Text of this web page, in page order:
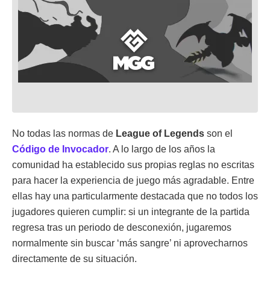
No todas las normas de League of Legends son el
Código de Invocador. A lo largo de los años la
comunidad ha establecido sus propias reglas no escritas
para hacer la experiencia de juego más agradable. Entre
ellas hay una particularmente destacada que no todos los
jugadores quieren cumplir: si un integrante de la partida
regresa tras un periodo de desconexión, jugaremos
normalmente sin buscar ‘más sangre’ ni aprovecharnos
directamente de su situación.